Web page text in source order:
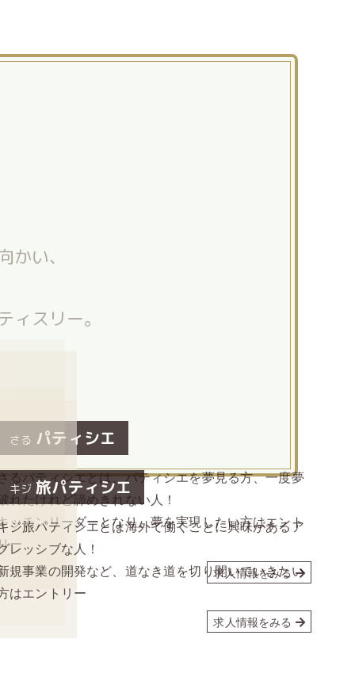
スリー。
さる パティシエ
るパティシエとは、パティシエを夢見る方、一度夢
れたけれど諦めきれない人！
ッチンリーダーとなり、夢を実現したい方はエント
リー
求人情報をみる
キジ 旅パティシエ
ジ旅パティシエとは海外で働くことに興味があるア
レッシブな人！
規事業の開発など、道なき道を切り開いていきたい
はエントリー
求人情報をみる